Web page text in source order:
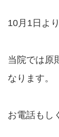
10月1日よ
当院では原
なります。
お電話もし
医師紹介
耳鼻咽喉科症
めまい